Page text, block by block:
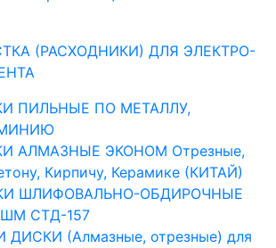
(РАСХОДНИКИ) ДЛЯ ЭЛЕКТРО-
ПИЛЬНЫЕ ПО МЕТАЛЛУ,
АЛМАЗНЫЕ ЭКОНОМ Отрезные,
Кирпичу, Керамике (КИТАЙ)
ШЛИФОВАЛЬНО-ОБДИРОЧНЫЕ
СТД-157
(Алмазные, отрезные) для